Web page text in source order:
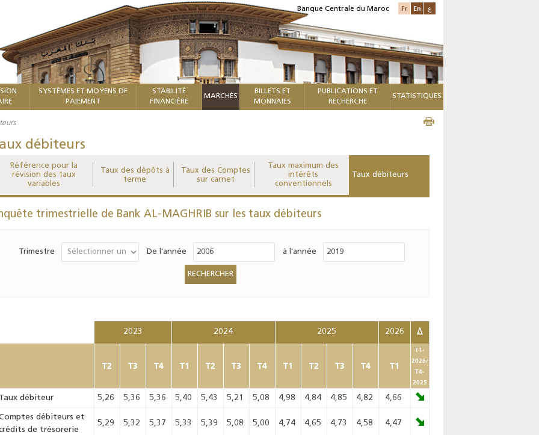
Banque Centrale du Maroc Fr En ع
SYSTÈMES ET MOYENS DE
PAIEMENT
STABILITÉ
FINANCIÈRE
MARCHÉS
BILLETS ET
MONNAIES
PUBLICATIONS ET
RECHERCHE
STATISTIQUES
débiteurs
Référence pour la
révision des taux
variables
Taux des dépôts à
terme
Taux des Comptes
sur carnet
Taux maximum des
intérêts
conventionnels
Taux débiteurs
trimestrielle de Bank AL-MAGHRIB sur les taux débiteurs
Trimestre De l'année à l'année
2023 2024 2025 2026 Δ
T2 T3 T4 T1 T2 T3 T4 T1 T2 T3 T4 T1
T1-
2026/
T4-
2025
débiteur 5,26 5,36 5,36 5,40 5,43 5,21 5,08 4,98 4,84 4,85 4,82 4,66
débiteurs et
de trésorerie
5,29 5,32 5,37 5,33 5,39 5,08 5,00 4,74 4,65 4,73 4,58 4,47